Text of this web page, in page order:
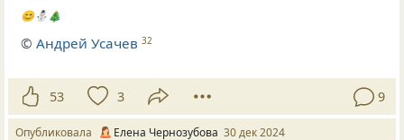
😊⛄🎄
©Андрей Усачев 32
53 3 9
Опубликовала Елена Чернозубова 30 дек 2024